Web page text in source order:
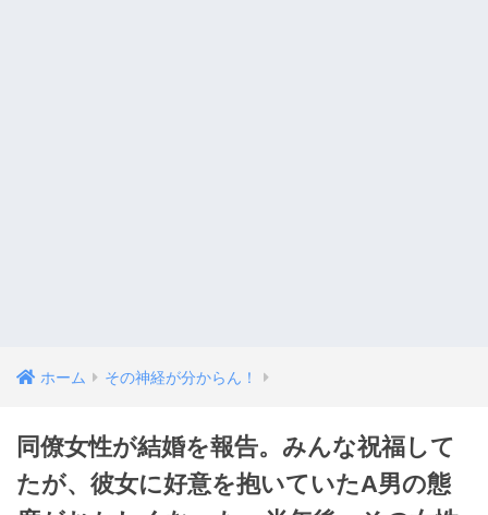
ホーム その神経が分からん！
同僚女性が結婚を報告。みんな祝福して
たが、彼女に好意を抱いていたA男の態